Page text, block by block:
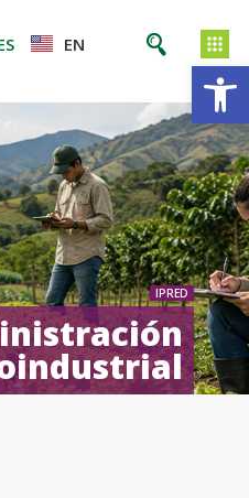
EN
IPRED